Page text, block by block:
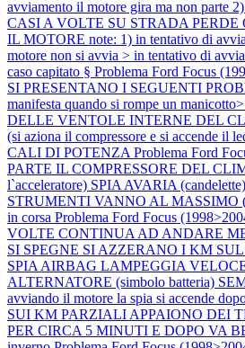
avviamento il motore gira ma non parte
CASI A VOLTE SU STRADA PERDE
IL MOTORE note: 1) in tentativo di
motore non si avvia > in tentativo di
caso capitato § Problema Ford Focus
SI PRESENTANO I SEGUENTI
manifesta quando si rompe un
DELLE VENTOLE INTERNE DEL
(si aziona il compressore e si accende il
CALI DI POTENZA Problema Ford
PARTE IL COMPRESSORE DEL
l`acceleratore) SPIA AVARIA
STRUMENTI VANNO AL MASSIMO
in corsa Problema Ford Focus
VOLTE CONTINUA AD ANDARE
SI SPEGNE SI AZZERANO I KM
SPIA AIRBAG LAMPEGGIA
ALTERNATORE (simbolo batteria)
avviando il motore la spia si accende
SUI KM PARZIALI APPAIONO DEI
PER CIRCA 5 MINUTI E DOPO VA